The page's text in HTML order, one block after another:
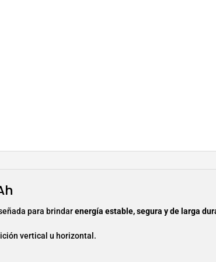
para brindarenergía estable, segura y de larga
vertical u horizontal.